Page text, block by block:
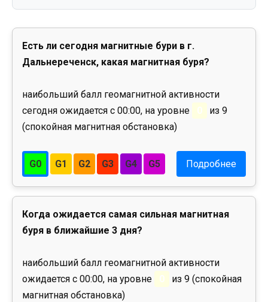
Есть ли сегодня магнитные бури в г.
Дальнереченск, какая магнитная буря?
наибольший балл геомагнитной активности
сегодня ожидается с 00:00, на уровне
0
из 9
(спокойная магнитная обстановка)
G0 G1 G2 G3 G4 G5 Подробнее
Когда ожидается самая сильная магнитная
буря в ближайшие 3 дня?
наибольший балл геомагнитной активности
ожидается с 00:00, на уровне
0
из 9 (спокойная
магнитная обстановка)